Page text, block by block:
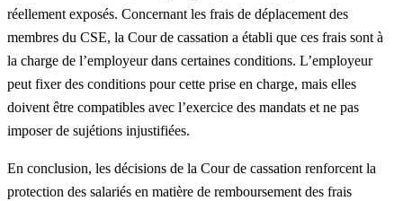
réellement exposés. Concernant les frais de déplacement des
membres du CSE, la Cour de cassation a établi que ces frais sont à
la charge de l’employeur dans certaines conditions. L’employeur
peut fixer des conditions pour cette prise en charge, mais elles
doivent être compatibles avec l’exercice des mandats et ne pas
imposer de sujétions injustifiées.
En conclusion, les décisions de la Cour de cassation renforcent la
protection des salariés en matière de remboursement des frais